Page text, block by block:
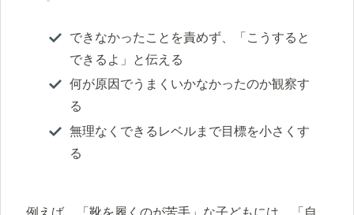
できなかったことを責めず、「こうすると
できるよ」と伝える
何が原因でうまくいかなかったのか観察す
る
無理なくできるレベルまで目標を小さくす
る
例えば、「靴を履くのが苦手」な子どもには、「自